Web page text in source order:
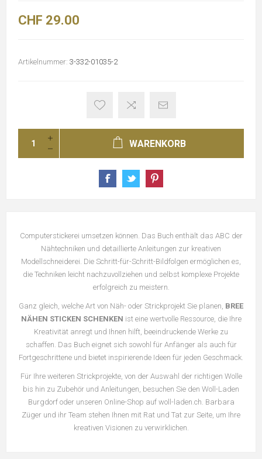
CHF 29.00
Artikelnummer: 3-332-01035-2
WARENKORB
Computerstickerei umsetzen können. Das Buch enthält das ABC der
Nähtechniken und detaillierte Anleitungen zur kreativen
Modellschneiderei. Die Schritt-für-Schritt-Bildfolgen ermöglichen es,
die Techniken leicht nachzuvollziehen und selbst komplexe Projekte
erfolgreich zu meistern.
Ganz gleich, welche Art von Näh- oder Strickprojekt Sie planen, BREE
NÄHEN STICKEN SCHENKEN ist eine wertvolle Ressource, die Ihre
Kreativität anregt und Ihnen hilft, beeindruckende Werke zu
schaffen. Das Buch eignet sich sowohl für Anfänger als auch für
Fortgeschrittene und bietet inspirierende Ideen für jeden Geschmack.
Für Ihre weiteren Strickprojekte, von der Auswahl der richtigen Wolle
bis hin zu Zubehör und Anleitungen, besuchen Sie den Woll-Laden
Burgdorf oder unseren Online-Shop auf woll-laden.ch. Barbara
Züger und ihr Team stehen Ihnen mit Rat und Tat zur Seite, um Ihre
kreativen Visionen zu verwirklichen.